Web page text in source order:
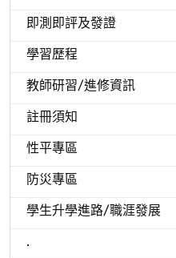
即測即評及發證
學習歷程
教師研習/進修資訊
註冊須知
性平專區
防災專區
學生升學進路/職涯發展
.